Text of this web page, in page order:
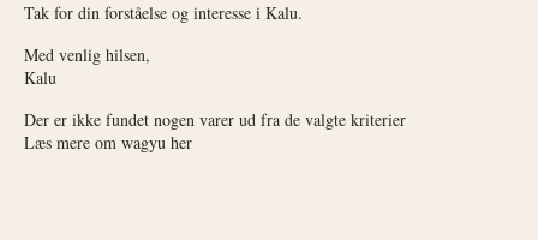
Tak for din forståelse og interesse i Kalu.
Med venlig hilsen,
Kalu
Der er ikke fundet nogen varer ud fra de valgte kriterier
Læs mere om wagyu her